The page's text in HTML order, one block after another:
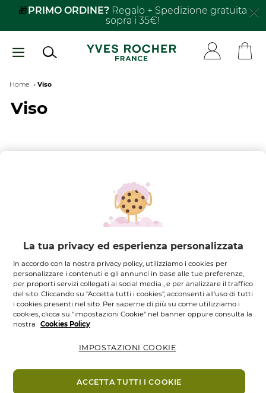
Salta
principale
🎁PRIMO ORDINE? Regalo + Spedizione gratuita
sopra i 35€!
Breadcrumb
Home Viso
Viso
La tua privacy ed esperienza personalizzata
In accordo con la nostra privacy policy, utilizziamo i cookies per
personalizzare i contenuti e gli annunci in base alle tue preferenze,
per proporti servizi collegati ai social media , e per analizzare il traffico
del sito. Cliccando su "Accetta tutti i cookies", acconsenti all'uso di tutti
i cookies presenti nel sito. Per saperne di più su come utilizziamo i
cookies, clicca su "impostazioni Cookie" nel banner oppure consulta la
nostra
Cookies Policy
ACCETTA TUTTI I COOKIE
IMPOSTAZIONI COOKIE